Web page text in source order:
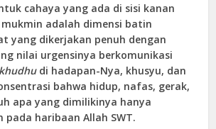
cahaya yang ada di sisi kanan
adalah dimensi batin
yang dikerjakan penuh dengan
nilai urgensinya berkomunikasi
khudhudi hadapan-Nya, khusyu, dan
bahwa hidup, nafas, gerak,
apa yang dimilikinya hanya
pada haribaan Allah SWT.